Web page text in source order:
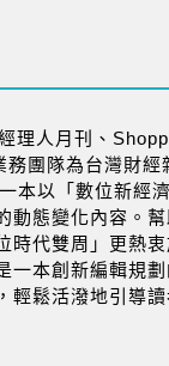
理人月刊、
團隊為台灣財經
本以「數位新經
動態變化內容。
時代雙周」更熱
一本創新編輯規
鬆活潑地引導讀